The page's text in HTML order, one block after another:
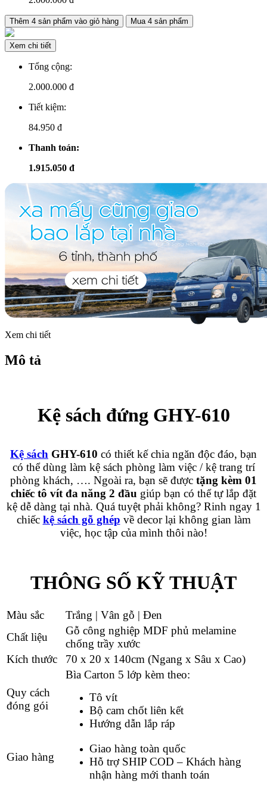
Thêm 4 sản phẩm vào giỏ hàng Mua 4 sản phẩm
Xem chi tiết
Tổng cộng:
2.000.000 đ
Tiết kiệm:
84.950 đ
Thanh toán:
1.915.050 đ
Xem chi tiết
Mô tả
Kệ sách đứng GHY-610
Kệ sách GHY-610 có thiết kế chia ngăn độc đáo, bạn
có thể dùng làm kệ sách phòng làm việc / kệ trang trí
phòng khách, …. Ngoài ra, bạn sẽ được tặng kèm 01
chiếc tô vít đa năng 2 đầu giúp bạn có thể tự lắp đặt
kệ dễ dàng tại nhà. Quá tuyệt phải không? Rinh ngay 1
chiếc kệ sách gỗ ghép về decor lại không gian làm
việc, học tập của mình thôi nào!
THÔNG SỐ KỸ THUẬT
Màu sắc
Trắng | Vân gỗ | Đen
Chất liệu
Gỗ công nghiệp MDF phủ melamine
chống trầy xước
Kích thước
70 x 20 x 140cm (Ngang x Sâu x Cao)
Quy cách
đóng gói
Bìa Carton 5 lớp kèm theo:
Tô vít
Bộ cam chốt liên kết
Hướng dẫn lắp ráp
Giao hàng
Giao hàng toàn quốc
Hỗ trợ SHIP COD – Khách hàng
nhận hàng mới thanh toán